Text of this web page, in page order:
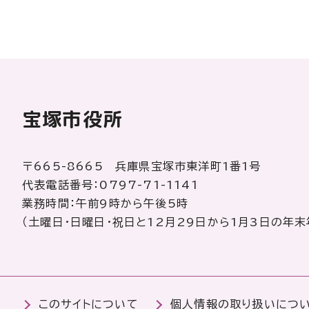
宝塚市役所
〒665-8665 兵庫県宝塚市東洋町1番1号
代表電話番号：0797-71-1141
業務時間：午前9時から午後5時
（土曜日・日曜日・祝日と12月29日から1月3日の年末
このサイトについて 個人情報の取り扱いにつ